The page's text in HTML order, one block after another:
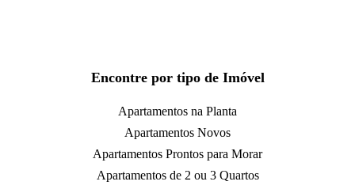
Encontre por tipo de Imóvel
Apartamentos na Planta
Apartamentos Novos
Apartamentos Prontos para Morar
Apartamentos de 2 ou 3 Quartos